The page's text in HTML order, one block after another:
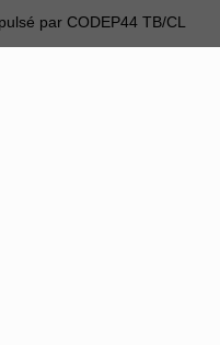
par CODEP44 TB/CL